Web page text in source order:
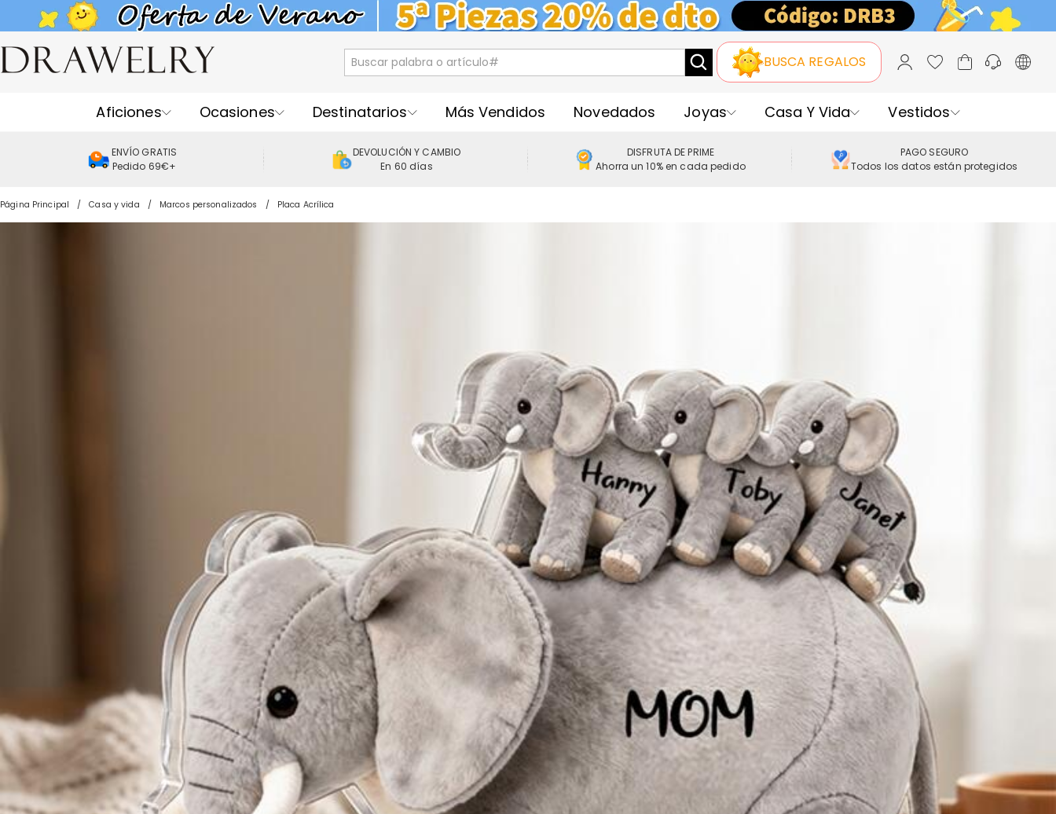
BUSCA REGALOS
Aficiones Ocasiones Destinatarios Más Vendidos Novedados Joyas Casa Y Vida Vestidos
ENVÍO GRATIS
Pedido 69€+
DEVOLUCIÓN Y CAMBIO
En 60 días
DISFRUTA DE PRIME
Ahorra un 10% en cada pedido
PAGO SEGURO
Todos los datos están protegidos
Página Principal Casa y vida Marcos personalizados Placa Acrílica